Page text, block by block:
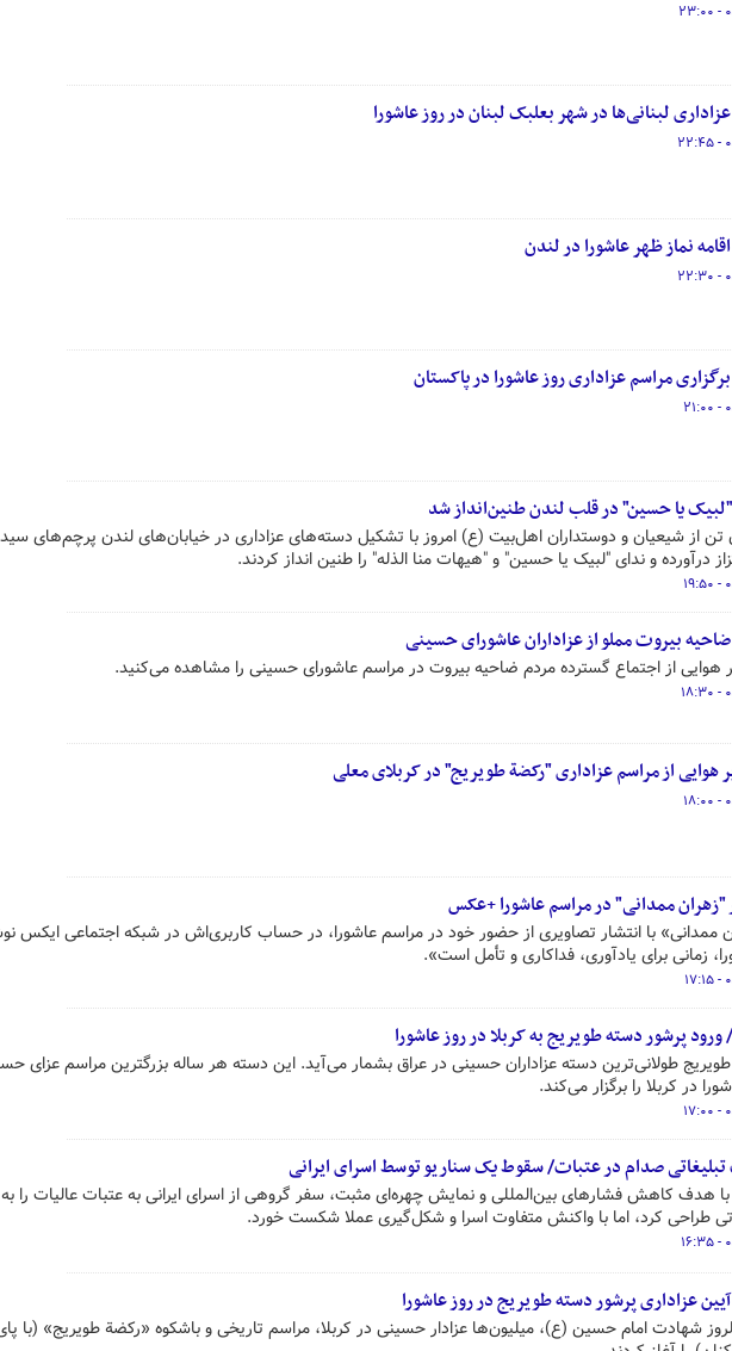
لبنانی‌ها در شهر بعلبک لبنان در روز عاشورا
نماز ظهر عاشورا در لندن
مراسم عزاداری روز عاشورا در پاکستان
"لبیک یا حسین" در قلب لندن طنین‌انداز شد
تن از شیعیان و دوستداران اهل‌بیت (ع) امروز با تشکیل دسته‌های عزاداری در خیابان‌های لندن پرچم‌های
درآورده و ندای "لبیک یا حسین" و "هیهات منا الذله" را طنین انداز کردند.
بیروت مملو از عزاداران عاشورای حسینی
هوایی از اجتماع گسترده مردم ضاحیه بیروت در مراسم عاشورای حسینی را مشاهده می‌کنید.
هوایی از مراسم عزاداری "رکضة طویریج" در کربلای معلی
ممدانی" در مراسم عاشورا +عکس
ممدانی» با انتشار تصاویری از حضور خود در مراسم عاشورا، در حساب کاربری‌اش در شبکه اجتماعی ایکس
زمانی برای یادآوری، فداکاری و تأمل است».
پرشور دسته طویریج به کربلا در روز عاشورا
طولانی‌ترین دسته عزاداران حسینی در عراق بشمار می‌آید. این دسته هر ساله بزرگترین مراسم عزای
در کربلا را برگزار می‌کند.
تبلیغاتی صدام در عتبات/ سقوط یک سناریو توسط اسرای ایرانی
هدف کاهش فشارهای بین‌المللی و نمایش چهره‌ای مثبت، سفر گروهی از اسرای ایرانی به عتبات عالیات را
طراحی کرد، اما با واکنش متفاوت اسرا و شکل‌گیری عملا شکست خورد.
عزاداری پرشور دسته‌ طویریج در روز عاشورا
شهادت امام حسین (ع)، میلیون‌ها عزادار حسینی در کربلا، مراسم تاریخی و باشکوه «رکضة طویریج» (با